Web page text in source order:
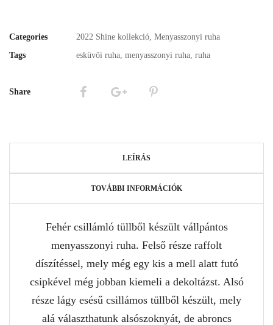
Categories 2022 Shine kollekció, Menyasszonyi ruha
Tags
esküvői ruha, menyasszonyi ruha, ruha
Share
LEÍRÁS
TOVÁBBI INFORMÁCIÓK
Fehér csillámló tüllből készült vállpántos
menyasszonyi ruha. Felső része raffolt
díszítéssel, mely még egy kis a mell alatt futó
csipkével még jobban kiemeli a dekoltázst. Alsó
része lágy esésű csillámos tüllből készült, mely
alá választhatunk alsószoknyát, de abroncs